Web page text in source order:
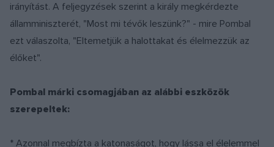
irányítást. A feljegyzések szerint a király megkérdezte
államminiszterét, "Most mi tévők leszünk?" - mire Pombal
ezt válaszolta, "Eltemetjük a halottakat és élelmezzük az
élőket".
Pombal márki csomagjában az alábbi eszközök
szerepeltek:
* Azonnal megbízta a katonaságot, hogy lássa el élelemmel